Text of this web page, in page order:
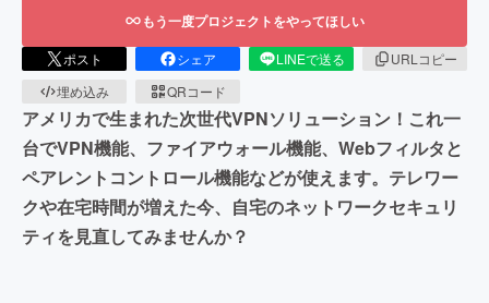
もう一度プロジェクトをやってほしい
ポスト シェア LINEで送る
URLコピー
埋め込み
QRコード
アメリカで生まれた次世代VPNソリューション！これ一
台でVPN機能、ファイアウォール機能、Webフィルタと
ペアレントコントロール機能などが使えます。テレワー
クや在宅時間が増えた今、自宅のネットワークセキュリ
ティを見直してみませんか？